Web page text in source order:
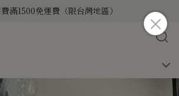
滿1500免運費（限台灣地區）